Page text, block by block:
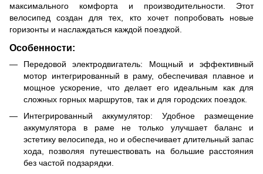
максимального комфорта и производительности. Этот
велосипед создан для тех, кто хочет попробовать новые
горизонты и наслаждаться каждой поездкой.
Особенности:
Передовой электродвигатель: Мощный и эффективный
мотор интегрированный в раму, обеспечивая плавное и
мощное ускорение, что делает его идеальным как для
сложных горных маршрутов, так и для городских поездок.
Интегрированный аккумулятор: Удобное размещение
аккумулятора в раме не только улучшает баланс и
эстетику велосипеда, но и обеспечивает длительный запас
хода, позволяя путешествовать на большие расстояния
без частой подзарядки.